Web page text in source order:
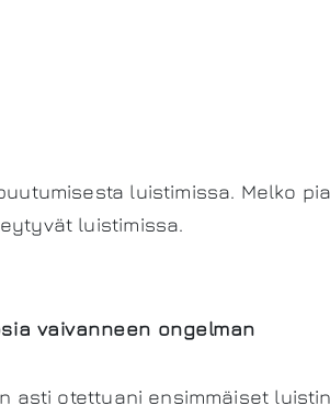
luistimissa. Melko
luistimissa.
vaivanneen ongelman
asti otettuani ensimmäiset